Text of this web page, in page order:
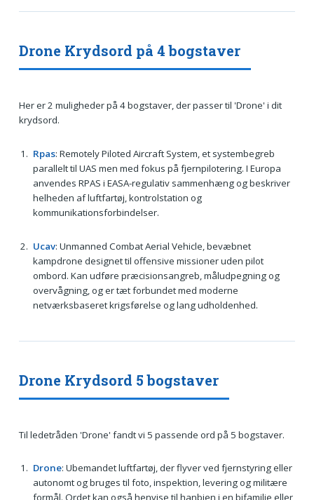
Drone Krydsord på 4 bogstaver
Her er 2 muligheder på 4 bogstaver, der passer til 'Drone' i dit
krydsord.
Rpas: Remotely Piloted Aircraft System, et systembegreb
parallelt til UAS men med fokus på fjernpilotering. I Europa
anvendes RPAS i EASA-regulativ sammenhæng og beskriver
helheden af luftfartøj, kontrolstation og
kommunikationsforbindelser.
Ucav: Unmanned Combat Aerial Vehicle, bevæbnet
kampdrone designet til offensive missioner uden pilot
ombord. Kan udføre præcisionsangreb, måludpegning og
overvågning, og er tæt forbundet med moderne
netværksbaseret krigsførelse og lang udholdenhed.
Drone Krydsord 5 bogstaver
Til ledetråden 'Drone' fandt vi 5 passende ord på 5 bogstaver.
Drone: Ubemandet luftfartøj, der flyver ved fjernstyring eller
autonomt og bruges til foto, inspektion, levering og militære
formål. Ordet kan også henvise til hanbien i en bifamilie eller